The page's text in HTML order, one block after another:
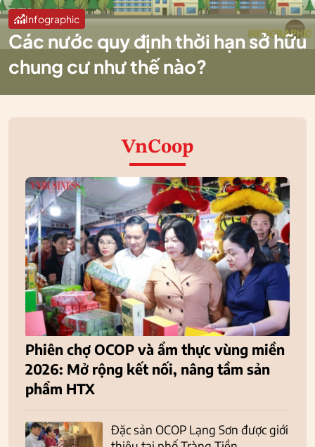
Infographic
Các nước quy định thời hạn sở hữu
chung cư như thế nào?
VnCoop
Phiên chợ OCOP và ẩm thực vùng miền
2026: Mở rộng kết nối, nâng tầm sản
phẩm HTX
Đặc sản OCOP Lạng Sơn được giới